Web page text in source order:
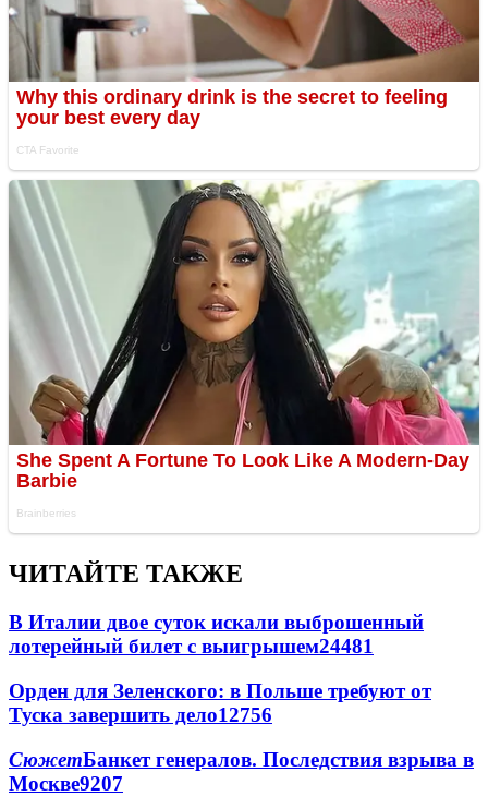
ЧИТАЙТЕ ТАКЖЕ
В Италии двое суток искали выброшенный
лотерейный билет с выигрышем24481
Орден для Зеленского: в Польше требуют от
Туска завершить дело12756
СюжетБанкет генералов. Последствия взрыва в
Москве9207